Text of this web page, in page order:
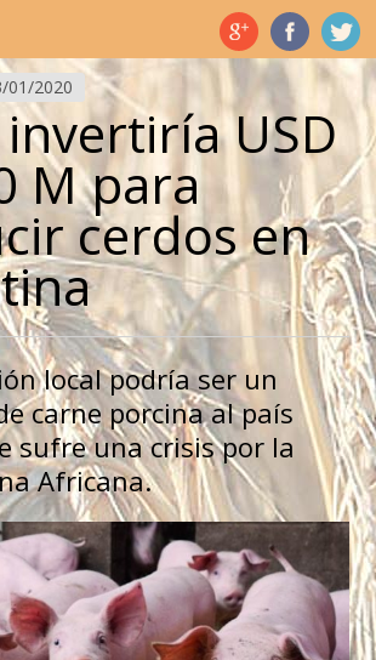
01/2020
USD
M para
cerdos en
local podría ser un
carne porcina al país
sufre una crisis por la
Africana.